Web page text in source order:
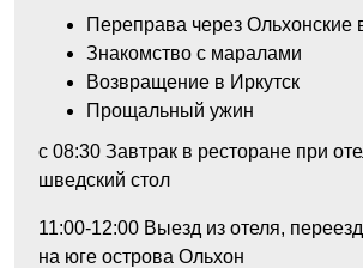
Переправа через Ольхонские
Знакомство с маралами
Возвращение в Иркутск
Прощальный ужин
с 08:30 Завтрак в ресторане при
шведский стол
11:00-12:00 Выезд из отеля,
на юге острова Ольхон